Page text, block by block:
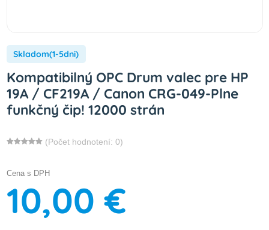
Skladom(1-5dni)
Kompatibilný OPC Drum valec pre HP
19A / CF219A / Canon CRG-049-Plne
funkčný čip! 12000 strán
(Počet hodnotení: 0)
Cena s DPH
10,00 €